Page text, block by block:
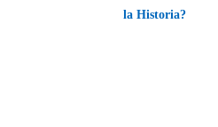
la Historia?